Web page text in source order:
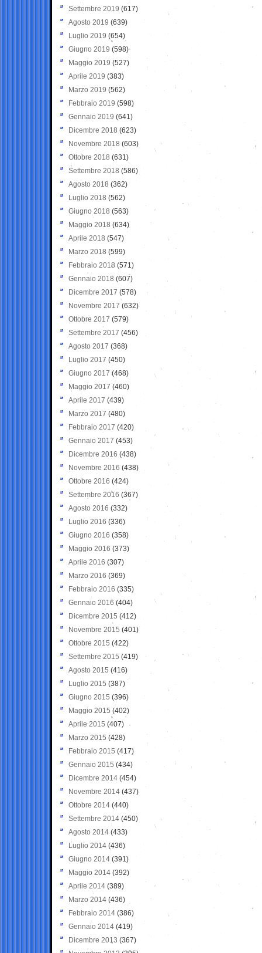
Settembre 2019 (617)
Agosto 2019 (639)
Luglio 2019 (654)
Giugno 2019 (598)
Maggio 2019 (527)
Aprile 2019 (383)
Marzo 2019 (562)
Febbraio 2019 (598)
Gennaio 2019 (641)
Dicembre 2018 (623)
Novembre 2018 (603)
Ottobre 2018 (631)
Settembre 2018 (586)
Agosto 2018 (362)
Luglio 2018 (562)
Giugno 2018 (563)
Maggio 2018 (634)
Aprile 2018 (547)
Marzo 2018 (599)
Febbraio 2018 (571)
Gennaio 2018 (607)
Dicembre 2017 (578)
Novembre 2017 (632)
Ottobre 2017 (579)
Settembre 2017 (456)
Agosto 2017 (368)
Luglio 2017 (450)
Giugno 2017 (468)
Maggio 2017 (460)
Aprile 2017 (439)
Marzo 2017 (480)
Febbraio 2017 (420)
Gennaio 2017 (453)
Dicembre 2016 (438)
Novembre 2016 (438)
Ottobre 2016 (424)
Settembre 2016 (367)
Agosto 2016 (332)
Luglio 2016 (336)
Giugno 2016 (358)
Maggio 2016 (373)
Aprile 2016 (307)
Marzo 2016 (369)
Febbraio 2016 (335)
Gennaio 2016 (404)
Dicembre 2015 (412)
Novembre 2015 (401)
Ottobre 2015 (422)
Settembre 2015 (419)
Agosto 2015 (416)
Luglio 2015 (387)
Giugno 2015 (396)
Maggio 2015 (402)
Aprile 2015 (407)
Marzo 2015 (428)
Febbraio 2015 (417)
Gennaio 2015 (434)
Dicembre 2014 (454)
Novembre 2014 (437)
Ottobre 2014 (440)
Settembre 2014 (450)
Agosto 2014 (433)
Luglio 2014 (436)
Giugno 2014 (391)
Maggio 2014 (392)
Aprile 2014 (389)
Marzo 2014 (436)
Febbraio 2014 (386)
Gennaio 2014 (419)
Dicembre 2013 (367)